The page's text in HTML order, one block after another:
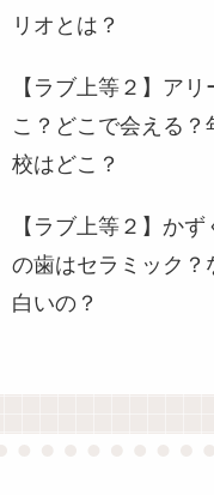
リオとは？
【ラブ上等２】ア
こ？どこで会える？
校はどこ？
【ラブ上等２】か
の歯はセラミック？
白いの？